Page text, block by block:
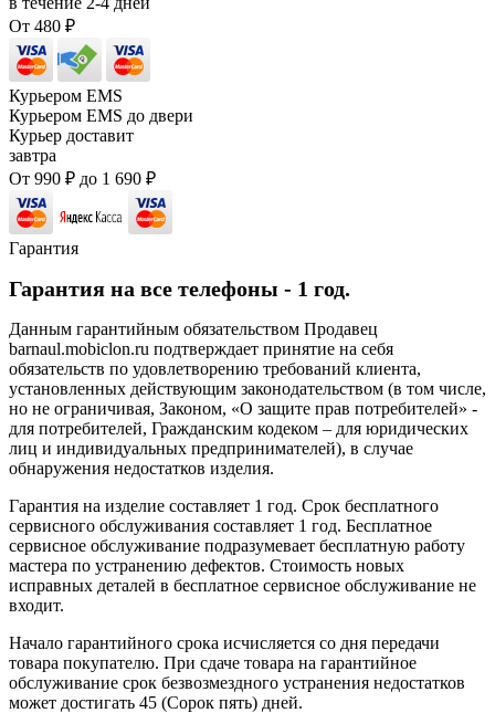
От 480 ₽
Курьером EMS
Курьером EMS до двери
Курьер доставит
завтра
От 990 ₽ до 1 690 ₽
Гарантия
Гарантия на все телефоны - 1 год.
Данным гарантийным обязательством Продавец
barnaul.mobiclon.ru подтверждает принятие на себя
обязательств по удовлетворению требований клиента,
установленных действующим законодательством (в том числе,
но не ограничивая, Законом, «О защите прав потребителей» -
для потребителей, Гражданским кодеком – для юридических
лиц и индивидуальных предпринимателей), в случае
обнаружения недостатков изделия.
Гарантия на изделие составляет 1 год. Срок бесплатного
сервисного обслуживания составляет 1 год. Бесплатное
сервисное обслуживание подразумевает бесплатную работу
мастера по устранению дефектов. Стоимость новых
исправных деталей в бесплатное сервисное обслуживание не
входит.
Начало гарантийного срока исчисляется со дня передачи
товара покупателю. При сдаче товара на гарантийное
обслуживание срок безвозмездного устранения недостатков
может достигать 45 (Сорок пять) дней.